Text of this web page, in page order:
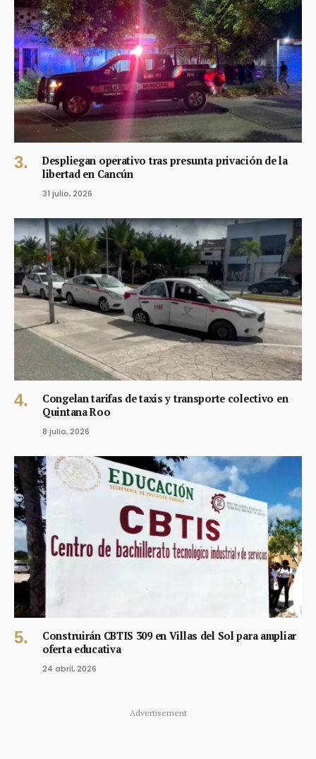
Despliegan operativo tras presunta privación de la
libertad en Cancún
31 julio, 2026
Congelan tarifas de taxis y transporte colectivo en
Quintana Roo
8 julio, 2026
Construirán CBTIS 309 en Villas del Sol para ampliar
oferta educativa
24 abril, 2026
Advertisement